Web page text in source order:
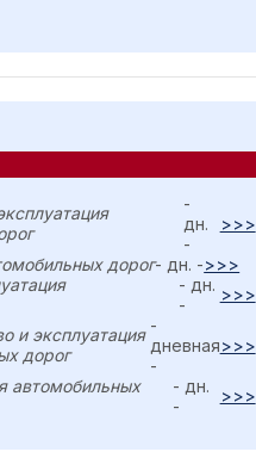
-
дн.
-
>>>
дорог- дн. ->>>
- дн.
-
>>>
и эксплуатация
дорог
-
дневная
-
>>>
автомобильных
- дн.
-
>>>